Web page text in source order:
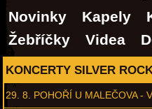
Novinky Kapely
Žebříčky
Videa
KONCERTY SILVER
29. 8. POHOŘÍ U MALEČOVA -